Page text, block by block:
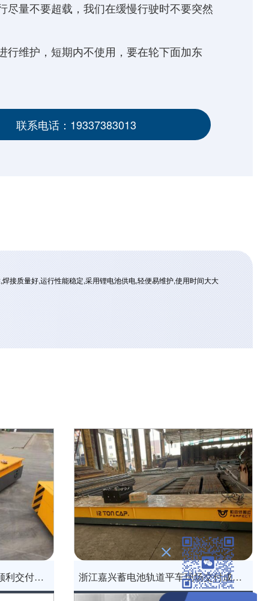
量不要超载，我们在缓慢行驶时不要突然
行维护，短期内不使用，要在轮下面加东
联系电话：19337383013
接质量好,运行性能稳定,采用锂电池供电,轻便易维护,使用时间大大
浙江宁波转运无轨电动平车顺利交付使用 浙江嘉兴蓄电池轨道平车现场交付成功案例